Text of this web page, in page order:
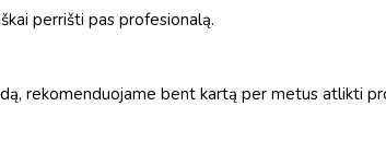
perrišti pas profesionalą.
rekomenduojame bent kartą per metus atlikti